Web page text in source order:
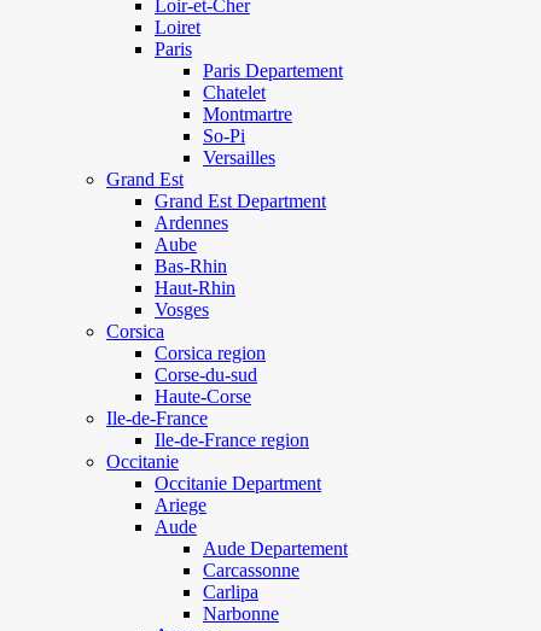
Loir-et-Cher
Loiret
Paris
Paris Departement
Chatelet
Montmartre
So-Pi
Versailles
Grand Est
Grand Est Department
Ardennes
Aube
Bas-Rhin
Haut-Rhin
Vosges
Corsica
Corsica region
Corse-du-sud
Haute-Corse
Ile-de-France
Ile-de-France region
Occitanie
Occitanie Department
Ariege
Aude
Aude Departement
Carcassonne
Carlipa
Narbonne